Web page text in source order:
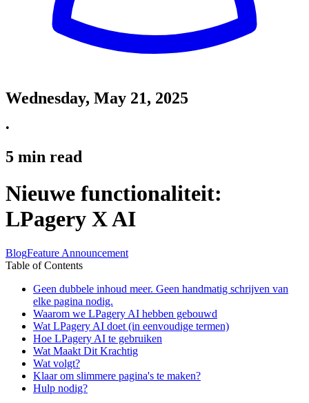
Wednesday, May 21, 2025
•
5 min read
Nieuwe functionaliteit:
LPagery X AI
BlogFeature Announcement
Table of Contents
Geen dubbele inhoud meer. Geen handmatig schrijven van
elke pagina nodig.
Waarom we LPagery AI hebben gebouwd
Wat LPagery AI doet (in eenvoudige termen)
Hoe LPagery AI te gebruiken
Wat Maakt Dit Krachtig
Wat volgt?
Klaar om slimmere pagina's te maken?
Hulp nodig?